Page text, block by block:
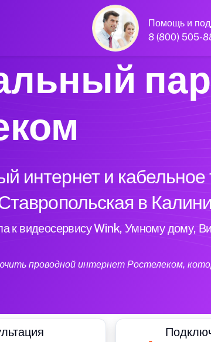
Помощь и
8 (800) 505-
интернет и
в
к видеосервису Wink, Умному дому,
проводной интернет Ростелеком,